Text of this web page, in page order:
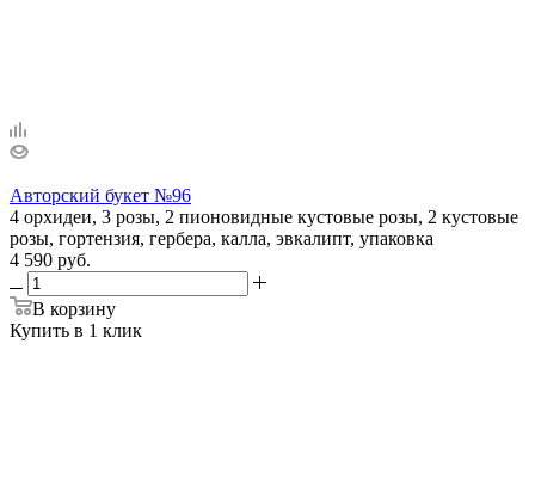
Авторский букет №96
4 орхидеи, 3 розы, 2 пионовидные кустовые розы, 2 кустовые
розы, гортензия, гербера, калла, эвкалипт, упаковка
4 590 руб.
В корзину
Купить в 1 клик